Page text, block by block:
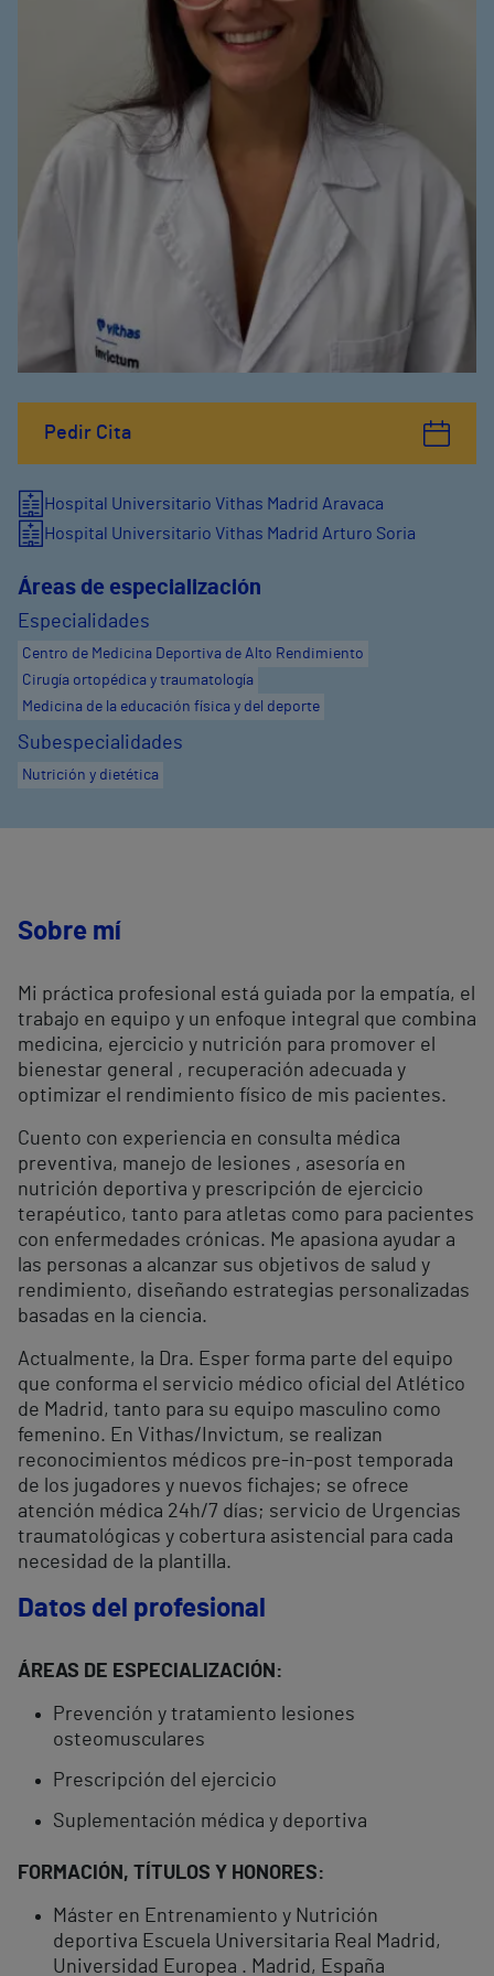
Pedir Cita
Hospital Universitario Vithas Madrid Aravaca
Hospital Universitario Vithas Madrid Arturo Soria
Áreas de especialización
Especialidades
Centro de Medicina Deportiva de Alto Rendimiento
Cirugía ortopédica y traumatología
Medicina de la educación física y del deporte
Subespecialidades
Nutrición y dietética
Sobre mí
Mi práctica profesional está guiada por la empatía, el
trabajo en equipo y un enfoque integral que combina
medicina, ejercicio y nutrición para promover el
bienestar general , recuperación adecuada y
optimizar el rendimiento físico de mis pacientes.
Cuento con experiencia en consulta médica
preventiva, manejo de lesiones , asesoría en
nutrición deportiva y prescripción de ejercicio
terapéutico, tanto para atletas como para pacientes
con enfermedades crónicas. Me apasiona ayudar a
las personas a alcanzar sus objetivos de salud y
rendimiento, diseñando estrategias personalizadas
basadas en la ciencia.
Actualmente, la Dra. Esper forma parte del equipo
que conforma el servicio médico oficial del Atlético
de Madrid, tanto para su equipo masculino como
femenino. En Vithas/Invictum, se realizan
reconocimientos médicos pre-in-post temporada
de los jugadores y nuevos fichajes; se ofrece
atención médica 24h/7 días; servicio de Urgencias
traumatológicas y cobertura asistencial para cada
necesidad de la plantilla.
Datos del profesional
ÁREAS DE ESPECIALIZACIÓN:
Prevención y tratamiento lesiones
osteomusculares
Prescripción del ejercicio
Suplementación médica y deportiva
FORMACIÓN, TÍTULOS Y HONORES:
Máster en Entrenamiento y Nutrición
deportiva Escuela Universitaria Real Madrid,
Universidad Europea . Madrid, España